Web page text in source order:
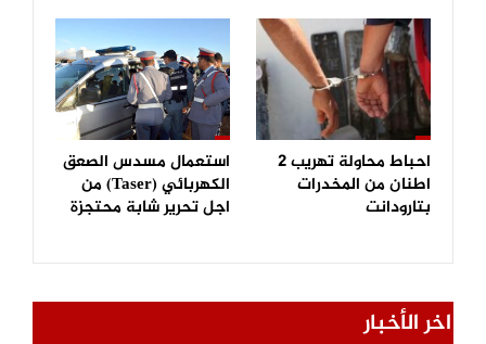
احباط محاولة تهريب 2
اطنان من المخدرات
بتارودانت
استعمال مسدس الصعق
الكهربائي (Taser) من
اجل تحرير شابة محتجزة
اخر الأخبار